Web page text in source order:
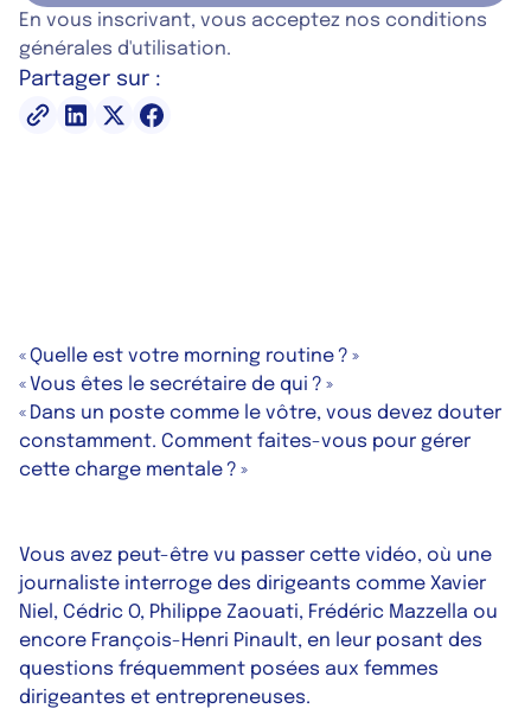
En vous inscrivant, vous acceptez nos conditions
générales d'utilisation.
Partager sur :
« Quelle est votre morning routine ? »
« Vous êtes le secrétaire de qui ? »
« Dans un poste comme le vôtre, vous devez douter
constamment. Comment faites-vous pour gérer
cette charge mentale ? »
Vous avez peut-être vu passer cette vidéo, où une
journaliste interroge des dirigeants comme Xavier
Niel, Cédric O, Philippe Zaouati, Frédéric Mazzella ou
encore François-Henri Pinault, en leur posant des
questions fréquemment posées aux femmes
dirigeantes et entrepreneuses.